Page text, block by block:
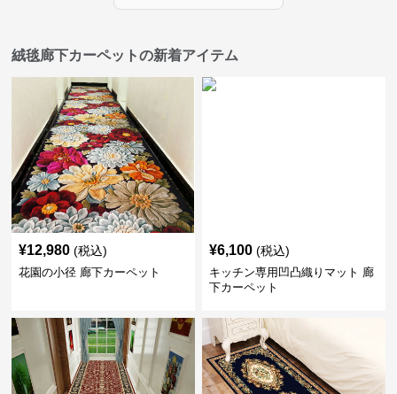
絨毯廊下カーペットの新着アイテム
¥12,980 (税込)
花園の小径 廊下カーペット
¥6,100 (税込)
キッチン専用凹凸織りマット 廊
下カーペット